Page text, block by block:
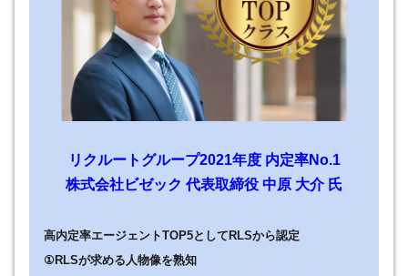
リクルートグループ2021年度 内定率No.1
株式会社ビゼック 代表取締役 中原 大介 氏
高内定率エージェントTOP5としてRLSから認定
①RLSが求める人物像を熟知